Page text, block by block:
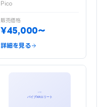
Pico
販売価格
¥45,000〜
詳細を見る